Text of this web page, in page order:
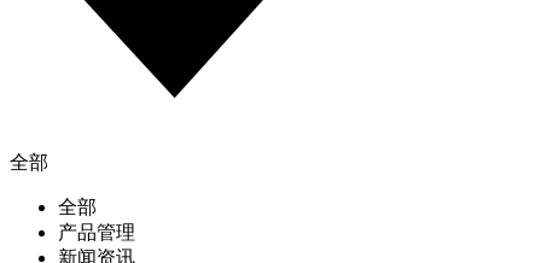
全部
全部
产品管理
新闻资讯